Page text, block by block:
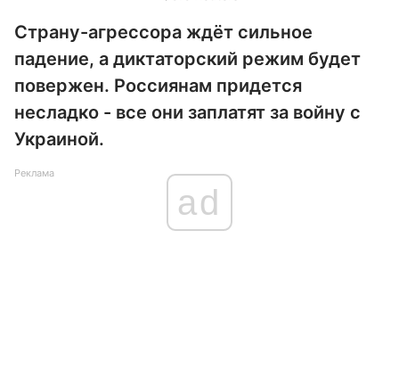
Страну-агрессора ждёт сильное
падение, а диктаторский режим будет
повержен. Россиянам придется
несладко - все они заплатят за войну с
Украиной.
Реклама
ad